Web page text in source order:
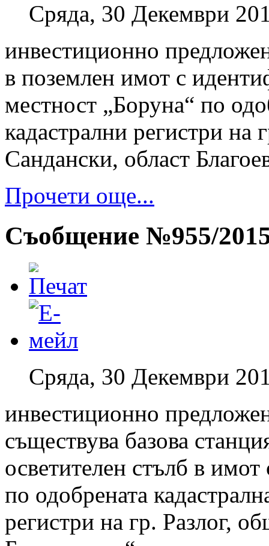
Сряда, 30 Декември
инвестиционно
в поземлен имот с
местност „Боруна“ по
кадастрални регистри
Сандански, област
Прочети още...
Съобщение №955/
Сряда, 30 Декември
инвестиционно
съществува базова
осветителен стълб в
по одобрената
регистри на гр. Разлог,